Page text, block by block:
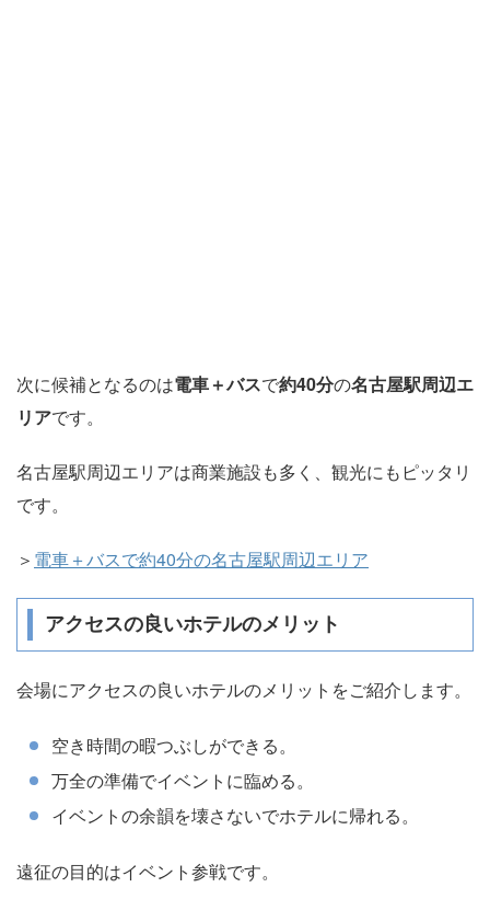
次に候補となるのは電車＋バスで約40分の名古屋駅周辺エ
リアです。
名古屋駅周辺エリアは商業施設も多く、観光にもピッタリ
です。
＞ 電車＋バスで約40分の名古屋駅周辺エリア
アクセスの良いホテルのメリット
会場にアクセスの良いホテルのメリットをご紹介します。
空き時間の暇つぶしができる。
万全の準備でイベントに臨める。
イベントの余韻を壊さないでホテルに帰れる。
遠征の目的はイベント参戦です。